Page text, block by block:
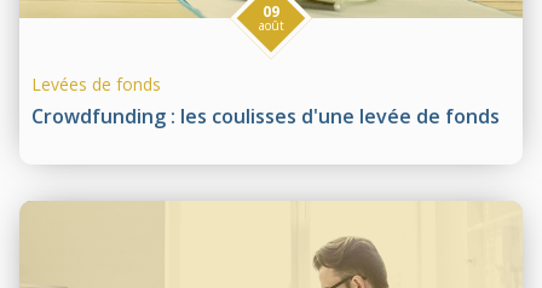
Crowdfunding : les coulisses d'une levée de fonds
09
août
Levées de fonds